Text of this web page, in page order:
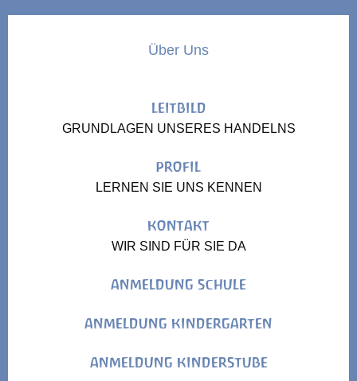
Über Uns
LEITBILD
GRUNDLAGEN UNSERES HANDELNS
PROFIL
LERNEN SIE UNS KENNEN
KONTAKT
WIR SIND FÜR SIE DA
ANMELDUNG SCHULE
ANMELDUNG KINDERGARTEN
ANMELDUNG KINDERSTUBE